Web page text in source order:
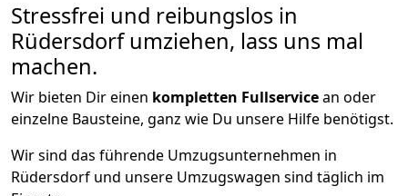
Stressfrei und reibungslos in
Rüdersdorf umziehen, lass uns mal
machen.
Wir bieten Dir einen kompletten Fullservicean oder
einzelne Bausteine, ganz wie Du unsere Hilfe benötigst.
Wir sind das führende Umzugsunternehmen in
Rüdersdorf und unsere Umzugswagen sind täglich im